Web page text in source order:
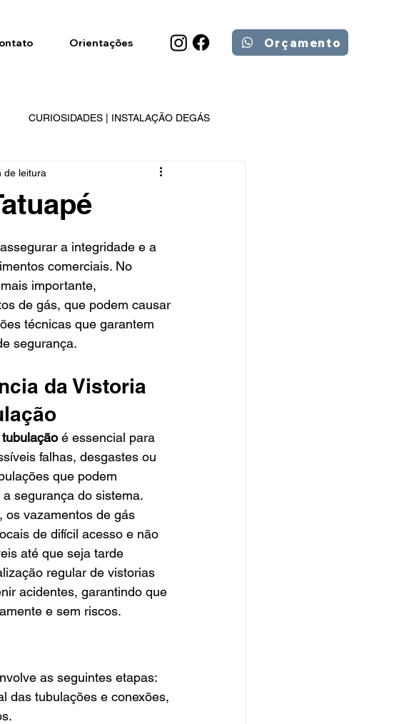
Orientações Orçamento
CURIOSIDADES | INSTALAÇÃO DEGÁS
de leitura
a integridade e a
comerciais. No
importante,
de gás, que podem causar
técnicas que garantem
segurança.
da Vistoria
é essencial para
falhas, desgastes ou
que podem
segurança do sistema.
os vazamentos de gás
de difícil acesso e não
até que seja tarde
regular de vistorias
acidentes, garantindo que
e sem riscos.
as seguintes etapas:
das tubulações e conexões,